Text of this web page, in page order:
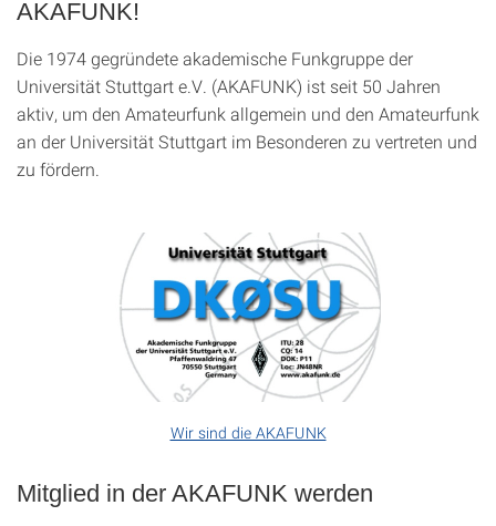
AKAFUNK!
Die 1974 gegründete akademische Funkgruppe der
Universität Stuttgart e.V. (AKAFUNK) ist seit 50 Jahren
aktiv, um den Amateurfunk allgemein und den Amateurfunk
an der Universität Stuttgart im Besonderen zu vertreten und
zu fördern.
Wir sind die AKAFUNK
Mitglied in der AKAFUNK werden